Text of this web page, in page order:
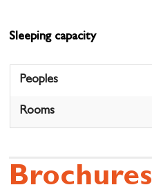
Sleeping capacity
Peoples
Rooms
Brochures